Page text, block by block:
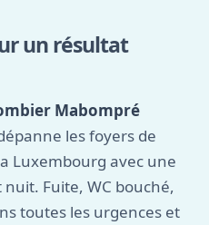
un résultat
Mabompré
les foyers de
Luxembourg avec une
Fuite, WC bouché,
toutes les urgences et